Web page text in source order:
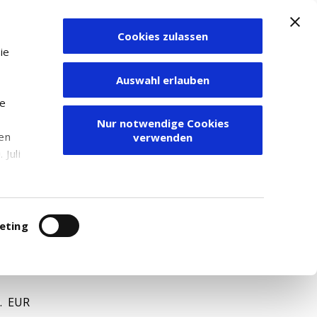
Juli
Cookies zulassen
Auswahl erlauben
Nur notwendige Cookies
verwenden
Zum Depot
EUR